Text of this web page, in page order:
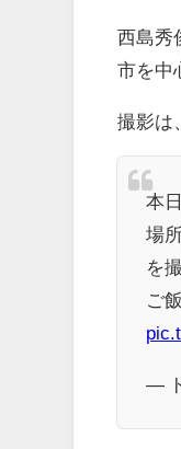
西島秀
市を中
撮影は
本
場
を
ご
—